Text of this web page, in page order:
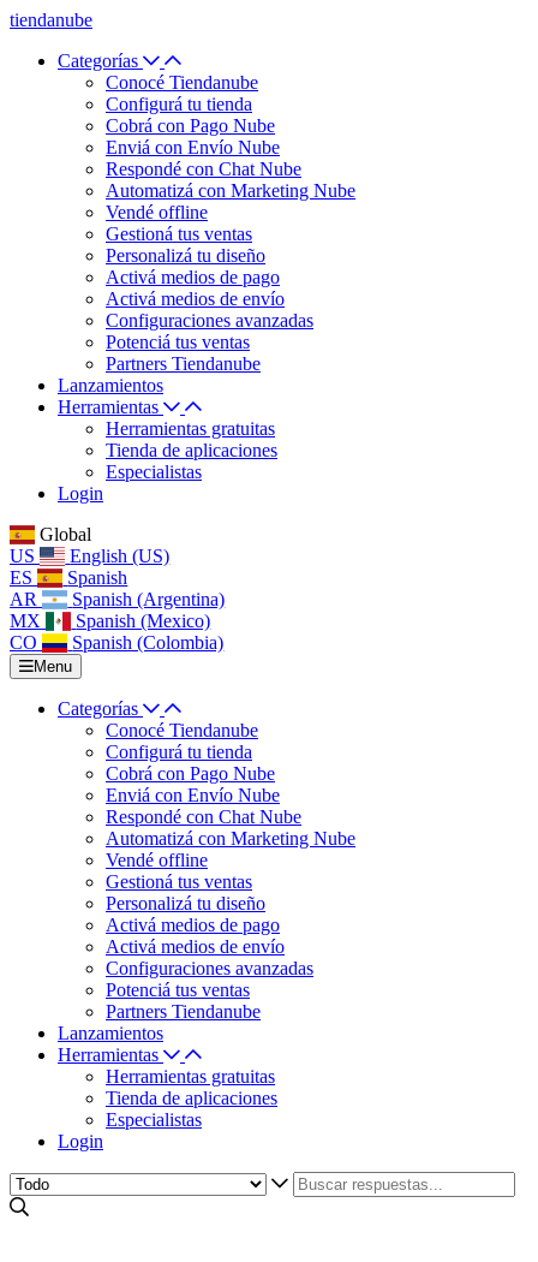
tiendanube
Categorías
Conocé Tiendanube
Configurá tu tienda
Cobrá con Pago Nube
Enviá con Envío Nube
Respondé con Chat Nube
Automatizá con Marketing Nube
Vendé offline
Gestioná tus ventas
Personalizá tu diseño
Activá medios de pago
Activá medios de envío
Configuraciones avanzadas
Potenciá tus ventas
Partners Tiendanube
Lanzamientos
Herramientas
Herramientas gratuitas
Tienda de aplicaciones
Especialistas
Login
Global
US
English (US)
ES
Spanish
AR
Spanish (Argentina)
MX
Spanish (Mexico)
CO
Spanish (Colombia)
Menu
Categorías
Conocé Tiendanube
Configurá tu tienda
Cobrá con Pago Nube
Enviá con Envío Nube
Respondé con Chat Nube
Automatizá con Marketing Nube
Vendé offline
Gestioná tus ventas
Personalizá tu diseño
Activá medios de pago
Activá medios de envío
Configuraciones avanzadas
Potenciá tus ventas
Partners Tiendanube
Lanzamientos
Herramientas
Herramientas gratuitas
Tienda de aplicaciones
Especialistas
Login